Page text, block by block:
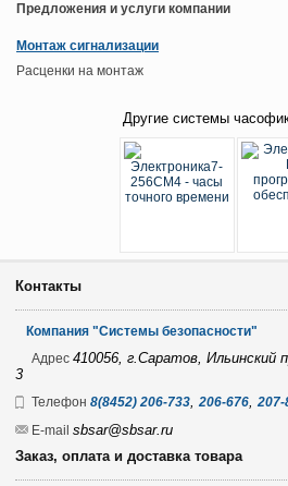
Предложения и услуги компании
Монтаж сигнализации
Расценки на монтаж
Другие системы
Контакты
Компания "Системы безопасности"
Адрес 410056, г.Саратов, Ильинский
3
Телефон 8(8452) 206-733,206-676,207-
E-mail sbsar@sbsar.ru
Заказ, оплата и доставка товара